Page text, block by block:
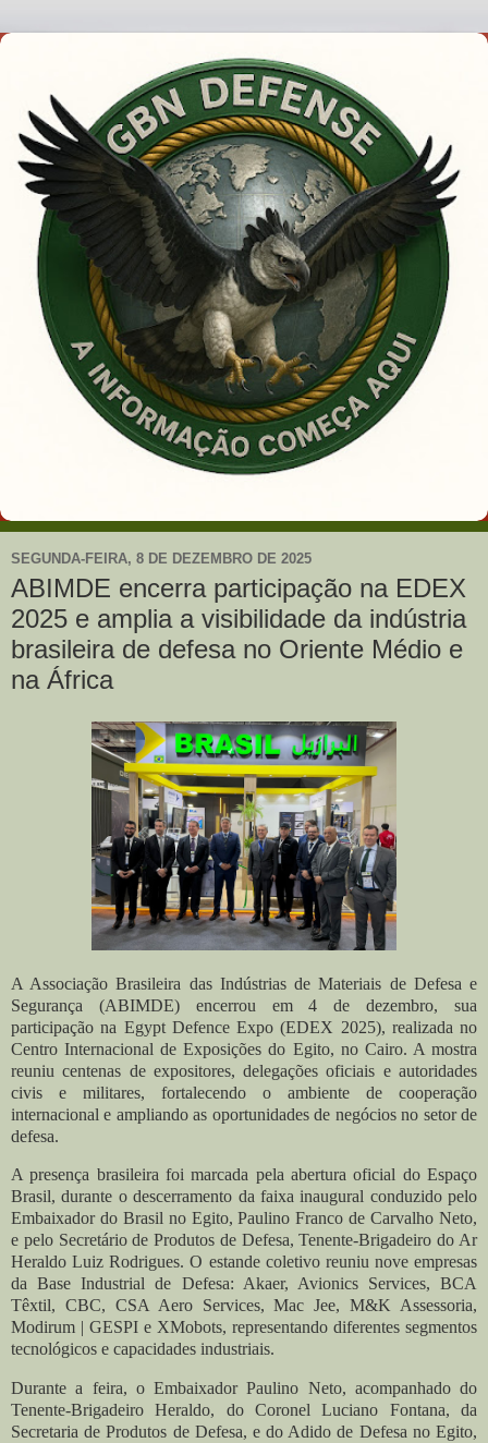
SEGUNDA-FEIRA, 8 DE DEZEMBRO DE 2025
ABIMDE encerra participação na EDEX
2025 e amplia a visibilidade da indústria
brasileira de defesa no Oriente Médio e
na África
A Associação Brasileira das Indústrias de Materiais de Defesa e
Segurança (ABIMDE) encerrou em 4 de dezembro, sua
participação na Egypt Defence Expo (EDEX 2025), realizada no
Centro Internacional de Exposições do Egito, no Cairo. A mostra
reuniu centenas de expositores, delegações oficiais e autoridades
civis e militares, fortalecendo o ambiente de cooperação
internacional e ampliando as oportunidades de negócios no setor de
defesa.
A presença brasileira foi marcada pela abertura oficial do Espaço
Brasil, durante o descerramento da faixa inaugural conduzido pelo
Embaixador do Brasil no Egito, Paulino Franco de Carvalho Neto,
e pelo Secretário de Produtos de Defesa, Tenente-Brigadeiro do Ar
Heraldo Luiz Rodrigues. O estande coletivo reuniu nove empresas
da Base Industrial de Defesa: Akaer, Avionics Services, BCA
Têxtil, CBC, CSA Aero Services, Mac Jee, M&K Assessoria,
Modirum | GESPI e XMobots, representando diferentes segmentos
tecnológicos e capacidades industriais.
Durante a feira, o Embaixador Paulino Neto, acompanhado do
Tenente-Brigadeiro Heraldo, do Coronel Luciano Fontana, da
Secretaria de Produtos de Defesa, e do Adido de Defesa no Egito,